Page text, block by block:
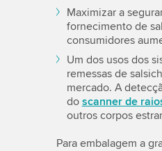
Maximizar a
fornecimento de
consumidores
Um dos usos dos
remessas de
mercado. A
do scanner de
outros corpos
Para embalagem a